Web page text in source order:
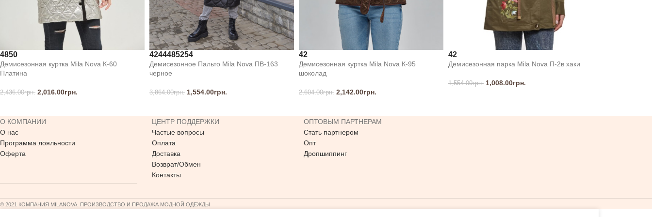
4850
Демисезонная куртка Mila Nova К-60
Платина
2,436.00грн. 2,016.00грн.
4244485254
Демисезонное Пальто Mila Nova ПВ-163
черное
3,864.00грн. 1,554.00грн.
42
Демисезонная куртка Mila Nova К-95
шоколад
2,604.00грн. 2,142.00грн.
42
Демисезонная парка Mila Nova П-2в хаки
1,554.00грн. 1,008.00грн.
О КОМПАНИИ
О нас
Программа лояльности
Оферта
ЦЕНТР ПОДДЕРЖКИ
Частые вопросы
Оплата
Доставка
Возврат/Обмен
Контакты
ОПТОВЫМ ПАРТНЕРАМ
Стать партнером
Опт
Дропшиппинг
© 2021 КОМПАНИЯ MILANOVA. ПРОИЗВОДСТВО И ПРОДАЖА МОДНОЙ ОДЕЖДЫ